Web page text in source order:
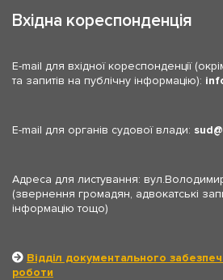
Вхідна кореспонденція
E-mail для вхідної кореспонденції
та запитів на публічну інформацію):
E-mail для органів судової влади: sud
Адреса для листування:
(звернення громадян, адвокатські
інформацію тощо)
Відділ документального
роботи